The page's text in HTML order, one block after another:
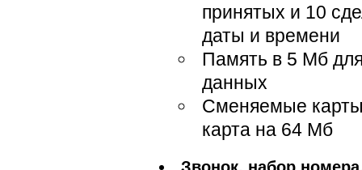
принятых и 10
даты и времени
Память в 5 Мб
данных
Сменяемые
карта на 64 Мб